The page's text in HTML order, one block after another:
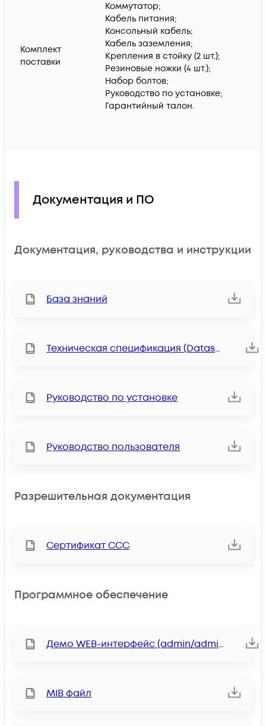
Комплект
поставки
Коммутатор;
Кабель питания;
Консольный кабель;
Кабель заземления;
Крепления в стойку (2 шт.);
Резиновые ножки (4 шт.);
Набор болтов;
Руководство по установке;
Гарантийный талон.
Документация и ПО
Документация, руководства и инструкции
База знаний
Техническая спецификация (Datasheet)
Руководство по установке
Руководство пользователя
Разрешительная документация
Сертификат ССС
Программное обеспечение
Демо WEB-интерфейс (admin/admin)
MIB файл